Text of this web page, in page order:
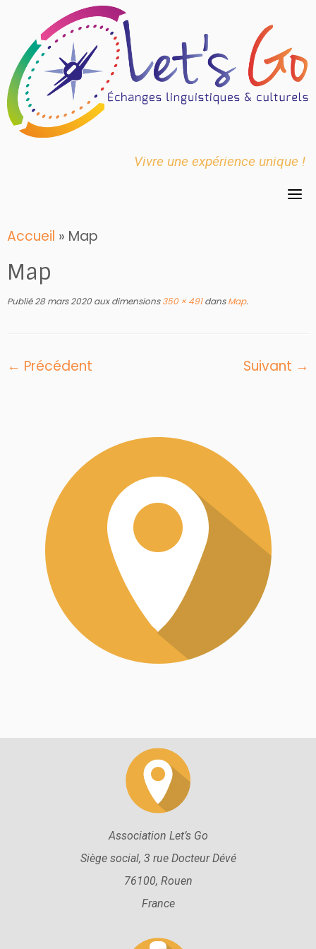
content
Vivre une expérience unique !
Accueil » Map
Map
Publié28 mars 2020 aux dimensions350 × 491dansMap.
← Précédent Suivant →
Association Let’s Go
Siège social, 3 rue Docteur Dévé
76100, Rouen
France